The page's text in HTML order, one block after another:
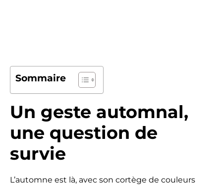
Sommaire
Un geste automnal,
une question de
survie
L’automne est là, avec son cortège de couleurs